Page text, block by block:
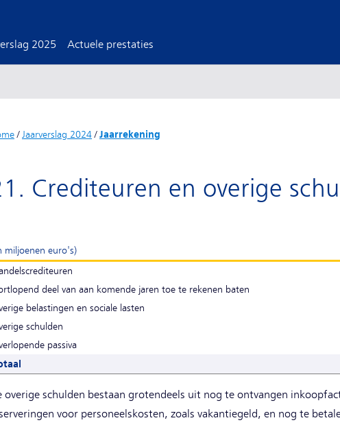
2025 Actuele prestaties
/ Jaarverslag 2024/Jaarrekening
Crediteuren en overige
miljoenen euro's)
deel van aan komende jaren toe te rekenen baten
belastingen en sociale lasten
schulden
passiva
overige schulden bestaan grotendeels uit nog te ontvangen
voor personeelskosten, zoals vakantiegeld, en nog te